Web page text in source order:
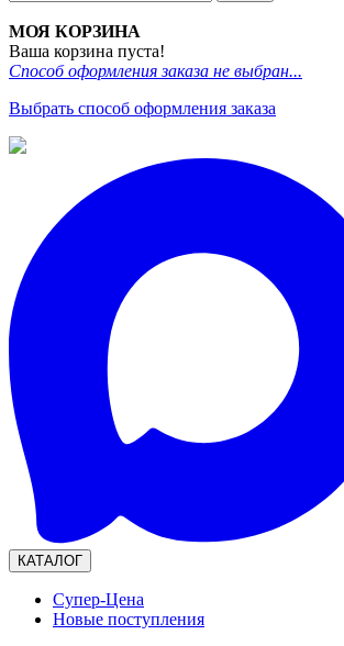
МОЯ КОРЗИНА
Ваша корзина пуста!
Способ оформления заказа не выбран...
Выбрать способ оформления заказа
КАТАЛОГ
Супер-Цена
Новые поступления